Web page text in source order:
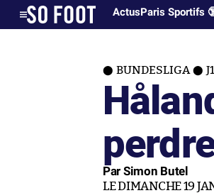
ActusParis Sportifs
BUNDESLIGA
Par Simon Butel
LE DIMANCHE 19